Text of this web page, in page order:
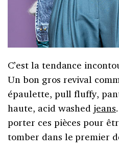
C’est la tendance
Un bon gros revival
épaulette, pull fluffy,
haute, acid washed jeans
porter ces pièces pour
tomber dans le premier